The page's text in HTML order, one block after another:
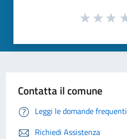
Contatta il comune
Leggi le domande frequenti
Richiedi Assistenza